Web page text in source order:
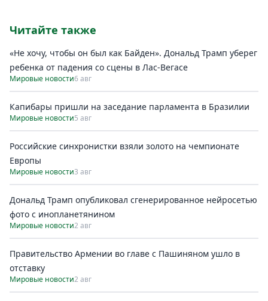
Читайте также
«Не хочу, чтобы он был как Байден». Дональд Трамп уберег
ребенка от падения со сцены в Лас-Вегасе
Мировые новости6 авг
Капибары пришли на заседание парламента в Бразилии
Мировые новости5 авг
Российские синхронистки взяли золото на чемпионате
Европы
Мировые новости3 авг
Дональд Трамп опубликовал сгенерированное нейросетью
фото с инопланетянином
Мировые новости2 авг
Правительство Армении во главе с Пашиняном ушло в
отставку
Мировые новости2 авг